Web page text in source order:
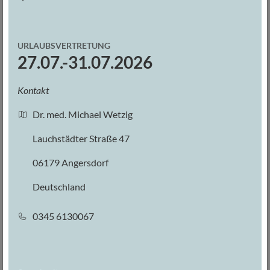
Daten sind für die genannten Zwecke zur Wahrung unserer
URLAUBSVERTRETUNG
27.07.-31.07.2026
Kontakt
Dr. med. Michael Wetzig
Lauchstädter Straße 47
06179 Angersdorf
Deutschland
0345 6130067